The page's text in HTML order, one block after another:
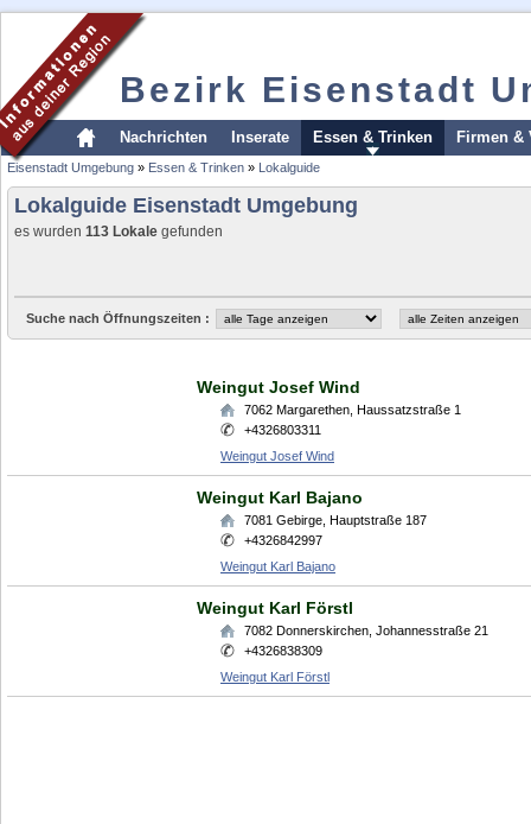
Bezirk Eisenstadt
Nachrichten Inserate Essen & Trinken Firmen &
Eisenstadt Umgebung » Essen & Trinken » Lokalguide
Lokalguide Eisenstadt Umgebung
es wurden 113 Lokale gefunden
Suche nach Öffnungszeiten :
Weingut Josef Wind
7062 Margarethen Haussatzstraße 1
+4326803311
Weingut Josef Wind
Weingut Karl Bajano
7081 Gebirge Hauptstraße 187
+4326842997
Weingut Karl Bajano
Weingut Karl Förstl
7082 Donnerskirchen Johannesstraße 21
+4326838309
Weingut Karl Förstl